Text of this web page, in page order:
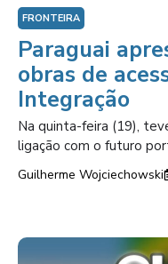
FRONTEIRA
Paraguai
obras de
Integração
Na quinta-feira (19),
ligação com o futuro
Guilherme Wojciechowski